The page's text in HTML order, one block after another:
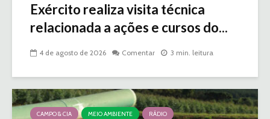
Exército realiza visita técnica
relacionada a ações e cursos do...
4 de agosto de 2026 Comentar 3 min. leitura
CAMPO & CIA MEIO AMBIENTE RÁDIO